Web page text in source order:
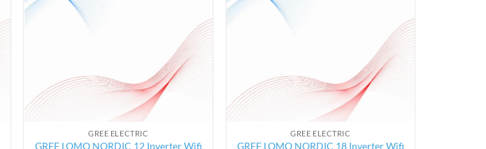
GREE ELECTRIC
GREE LOMO NORDIC 12 Inverter Wifi
GREE ELECTRIC
GREE LOMO NORDIC 18 Inverter Wifi